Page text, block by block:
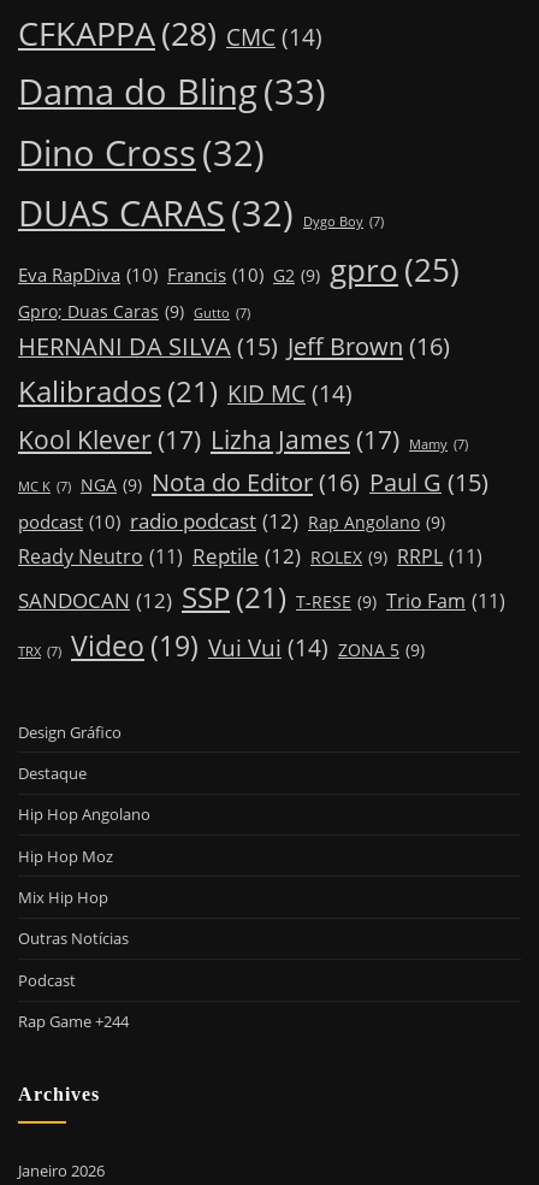
CFKAPPA(28) CMC (14)
Dama do Bling(33)
Dino Cross(32)
DUAS CARAS(32) Dygo Boy (7)
Eva RapDiva (10) Francis (10) G2 (9) gpro(25)
Gpro; Duas Caras (9) Gutto (7)
HERNANI DA SILVA(15) Jeff Brown (16)
Kalibrados(21) KID MC (14)
Kool Klever (17) Lizha James (17) Mamy (7)
MC K (7) NGA (9) Nota do Editor(16) Paul G (15)
podcast (10) radio podcast (12) Rap Angolano (9)
Ready Neutro (11) Reptile (12) ROLEX (9) RRPL (11)
SANDOCAN (12) SSP(21) T-RESE (9) Trio Fam (11)
TRX (7) Video (19) Vui Vui (14) ZONA 5 (9)
Design Gráfico
Destaque
Hip Hop Angolano
Hip Hop Moz
Mix Hip Hop
Outras Notícias
Podcast
Rap Game +244
Archives
Janeiro 2026